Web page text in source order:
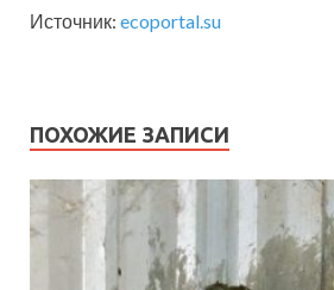
Источник: ecoportal.su
ПОХОЖИЕ ЗАПИСИ